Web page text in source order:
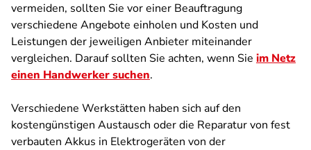
vermeiden, sollten Sie vor einer Beauftragung
verschiedene Angebote einholen und Kosten und
Leistungen der jeweiligen Anbieter miteinander
vergleichen. Darauf sollten Sie achten, wenn Sie im Netz
einen Handwerker suchen.
Verschiedene Werkstätten haben sich auf den
kostengünstigen Austausch oder die Reparatur von fest
verbauten Akkus in Elektrogeräten von der